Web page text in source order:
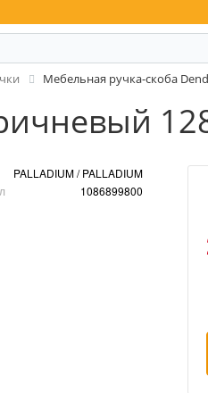
Мебельная ручка-скоба
PALLADIUM / PALLADIUM
1086899800